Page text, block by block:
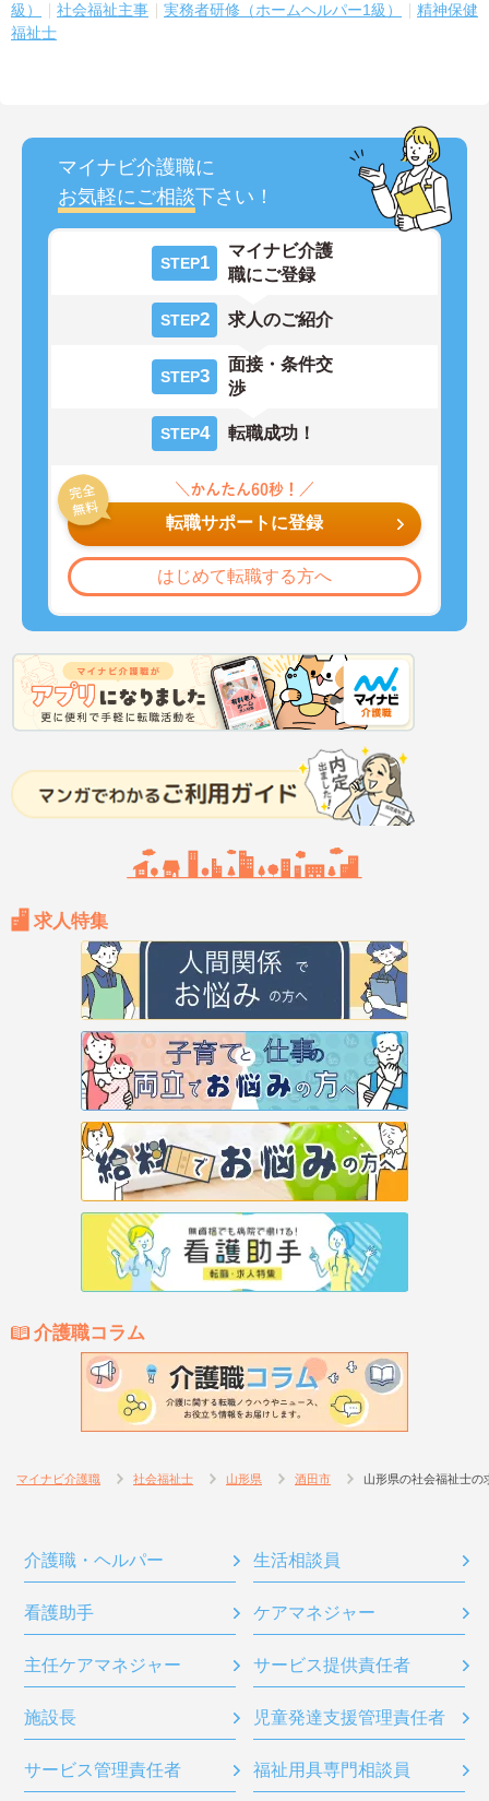
級） 社会福祉主事 実務者研修（ホームヘルパー1級）
精神保健
福祉士
マイナビ介護職に
お気軽にご相談下さい！
STEP1
マイナビ介護
職にご登録
STEP2 求人のご紹介
STEP3
面接・条件交
渉
STEP4 転職成功！
転職サポートに登録
はじめて転職する方へ
求人特集
介護職コラム
マイナビ介護職 社会福祉士 山形県 酒田市 山形県の社会福祉士の
介護職・ヘルパー 生活相談員
看護助手 ケアマネジャー
主任ケアマネジャー サービス提供責任者
施設長 児童発達支援管理責任者
サービス管理責任者 福祉用具専門相談員